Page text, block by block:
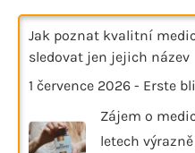
Jak poznat kvalitní
sledovat jen jejich název
1 července 2026 - Erste
Zájem o
letech